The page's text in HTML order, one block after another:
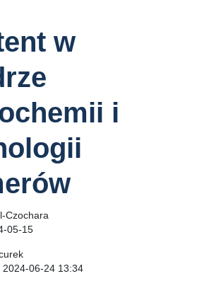
w
i
Czochara
05-15
2024-06-24 13:34